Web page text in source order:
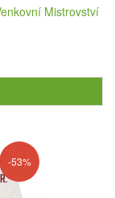
Mistrovství
-53%